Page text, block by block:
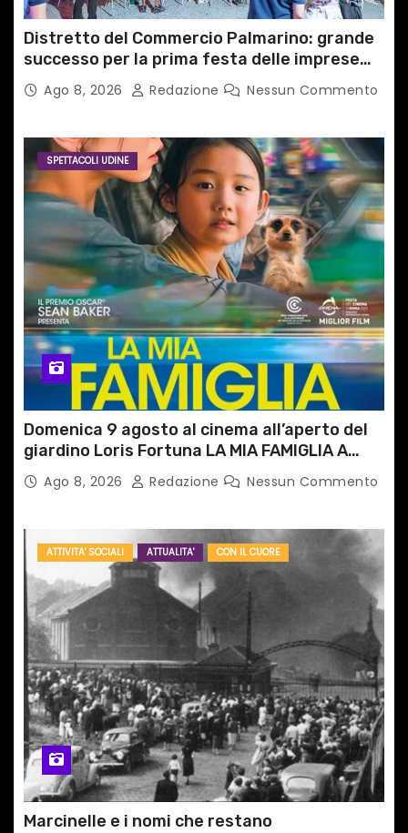
Distretto del Commercio Palmarino: grande
successo per la prima festa delle imprese
del territorio
Ago 8, 2026 Redazione Nessun Commento
SPETTACOLI UDINE
Domenica 9 agosto al cinema all’aperto del
giardino Loris Fortuna LA MIA FAMIGLIA A
TAIPEIAgo 8, 2026 Redazione Nessun Commento
ATTIVITA' SOCIALI ATTUALITA' CON IL CUORE
Marcinelle e i nomi che restano